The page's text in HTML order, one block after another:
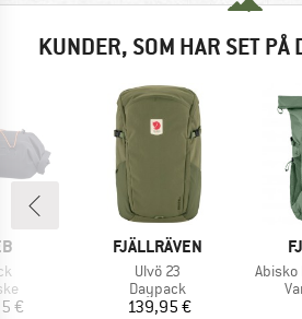
KUNDER, SOM HAR SET PÅ
€
MÆRKE
FJÄLLRÄVEN
Artikel
Ulvö 23
Produktgruppe
Daypack
Pris
139,95 €
Artikel
Abisko